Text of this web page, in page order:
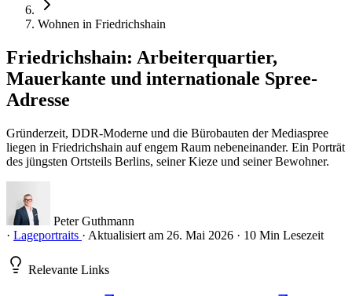
Wohnen in Friedrichshain
Friedrichshain: Arbeiterquartier,
Mauerkante und internationale Spree-
Adresse
Gründerzeit, DDR-Moderne und die Bürobauten der Mediaspree
liegen in Friedrichshain auf engem Raum nebeneinander. Ein Porträt
des jüngsten Ortsteils Berlins, seiner Kieze und seiner Bewohner.
Peter Guthmann
· Lageportraits · Aktualisiert am 26. Mai 2026 · 10 Min Lesezeit
Relevante Links